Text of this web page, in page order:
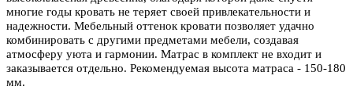
многие годы кровать не теряет своей привлекательности и
надежности. Мебельный оттенок кровати позволяет удачно
комбинировать с другими предметами мебели, создавая
атмосферу уюта и гармонии. Матрас в комплект не входит и
заказывается отдельно. Рекомендуемая высота матраса - 150-180
мм.